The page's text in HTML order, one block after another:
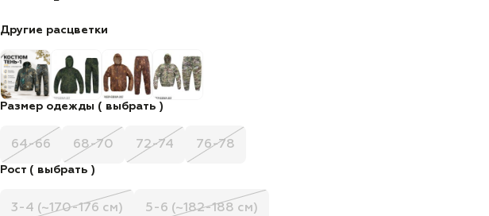
Другие расцветки
Размер одежды ( выбрать )
64-66 68-70 72-74 76-78
Рост ( выбрать )
3-4 (~170-176 см) 5-6 (~182-188 см)